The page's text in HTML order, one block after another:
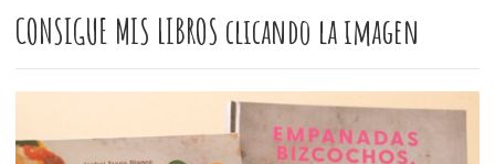
CONSIGUE MIS LIBROS clicando la imagen